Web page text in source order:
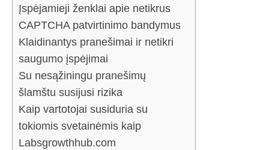
Įspėjamieji ženklai apie netikrus
CAPTCHA patvirtinimo bandymus
Klaidinantys pranešimai ir netikri
saugumo įspėjimai
Su nesąžiningu pranešimų
šlamštu susijusi rizika
Kaip vartotojai susiduria su
tokiomis svetainėmis kaip
Labsgrowthhub.com